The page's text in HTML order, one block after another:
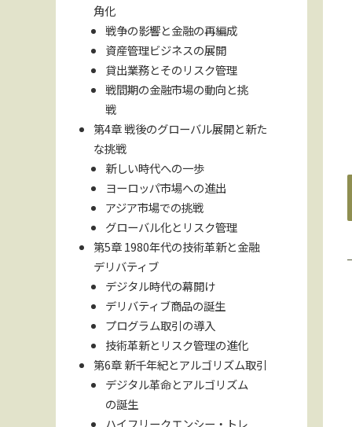
角化
戦争の影響と金融の再編成
資産管理ビジネスの展開
貸出業務とそのリスク管理
戦間期の金融市場の動向と挑
戦
第4章 戦後のグローバル展開と新た
な挑戦
新しい時代への一歩
ヨーロッパ市場への進出
アジア市場での挑戦
グローバル化とリスク管理
第5章 1980年代の技術革新と金融
デリバティブ
デジタル時代の幕開け
デリバティブ商品の誕生
プログラム取引の導入
技術革新とリスク管理の進化
第6章 新千年紀とアルゴリズム取引
デジタル革命とアルゴリズム
の誕生
ハイフリークエンシー・トレ